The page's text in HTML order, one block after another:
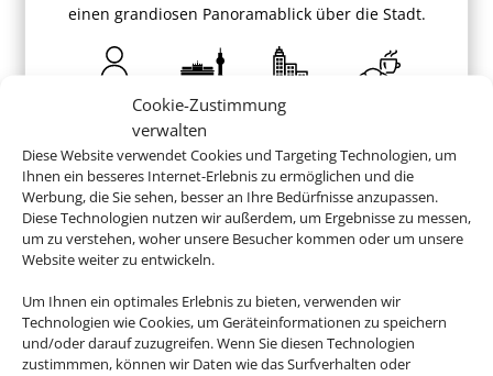
Cookie-Zustimmung
verwalten
Diese Website verwendet Cookies und Targeting Technologien, um
Ihnen ein besseres Internet-Erlebnis zu ermöglichen und die
Werbung, die Sie sehen, besser an Ihre Bedürfnisse anzupassen.
Diese Technologien nutzen wir außerdem, um Ergebnisse zu messen,
um zu verstehen, woher unsere Besucher kommen oder um unsere
Website weiter zu entwickeln.
Um Ihnen ein optimales Erlebnis zu bieten, verwenden wir
Technologien wie Cookies, um Geräteinformationen zu speichern
und/oder darauf zuzugreifen. Wenn Sie diesen Technologien
zustimmmen, können wir Daten wie das Surfverhalten oder
einen grandiosen Panoramablick über die Stadt.
Buchen Sie jetzt ganz entspannt
Ihren Italienurlaub